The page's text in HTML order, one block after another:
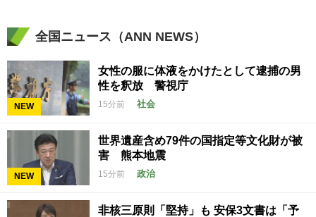
全国ニュース（ANN NEWS）
NEW
女性の服に体液をかけたとして逮捕の男
性を釈放 警視庁
15分前 社会
NEW
世界遺産含め79件の国指定等文化財が被
害 熊本地震
15分前 政治
非核三原則「堅持」も 安保3文書は「予